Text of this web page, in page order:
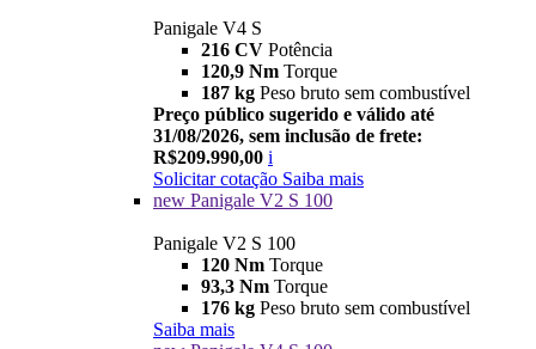
Panigale V4 S
216 CV Potência
120,9 Nm Torque
187 kg Peso bruto sem combustível
Preço público sugerido e válido até
31/08/2026, sem inclusão de frete:
R$209.990,00 i
Solicitar cotação Saiba mais
new Panigale V2 S 100
Panigale V2 S 100
120 Nm Torque
93,3 Nm Torque
176 kg Peso bruto sem combustível
Saiba mais